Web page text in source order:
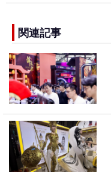
e
b
o
o
k
関連記事